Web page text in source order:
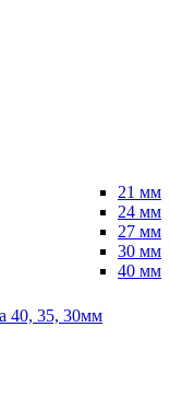
21 мм
24 мм
27 мм
30 мм
40 мм
40, 35, 30мм